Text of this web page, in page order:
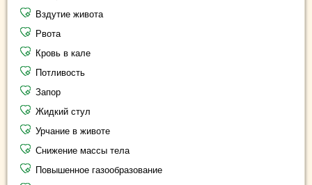
Вздутие живота
Рвота
Кровь в кале
Потливость
Запор
Жидкий стул
Урчание в животе
Снижение массы тела
Повышенное газообразование